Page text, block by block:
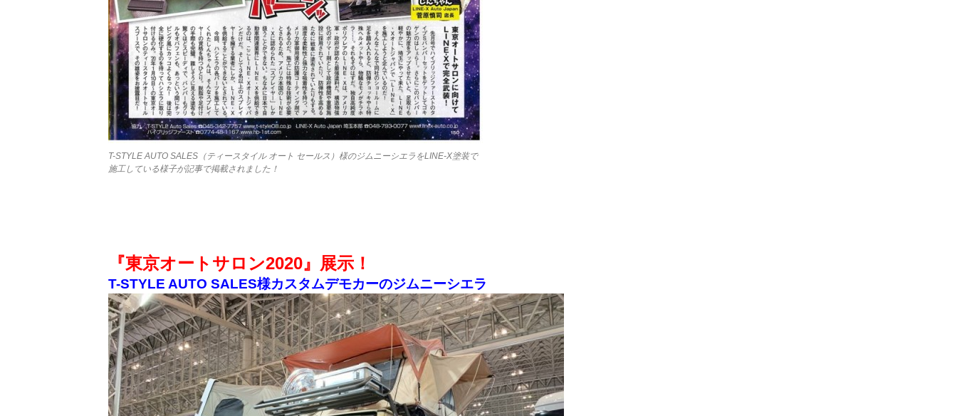
T-STYLE AUTO SALES（ティースタイル オート セールス）様のジムニーシエラをLINE-X塗装で
施工している様子が記事で掲載されました！
『東京オートサロン2020』展示！
T-STYLE AUTO SALES様カスタムデモカーのジムニーシエラ